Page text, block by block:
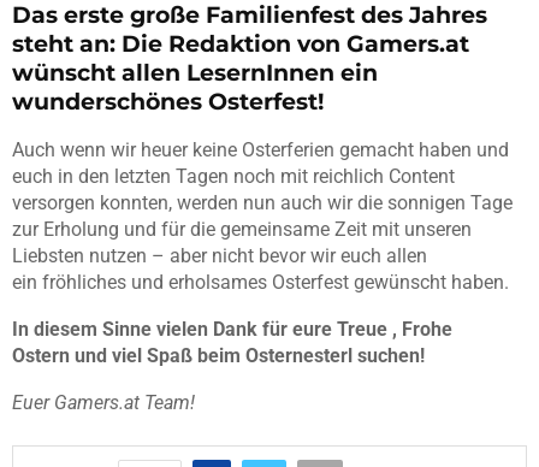
Das erste große Familienfest des Jahres
steht an: Die Redaktion von Gamers.at
wünscht allen LesernInnen ein
wunderschönes Osterfest!
Auch wenn wir heuer keine Osterferien gemacht haben und
euch in den letzten Tagen noch mit reichlich Content
versorgen konnten, werden nun auch wir die sonnigen Tage
zur Erholung und für die gemeinsame Zeit mit unseren
Liebsten nutzen – aber nicht bevor wir euch allen
ein fröhliches und erholsames Osterfest gewünscht haben.
In diesem Sinne vielen Dank für eure Treue , Frohe
Ostern und viel Spaß beim Osternesterl suchen!
Euer Gamers.at Team!